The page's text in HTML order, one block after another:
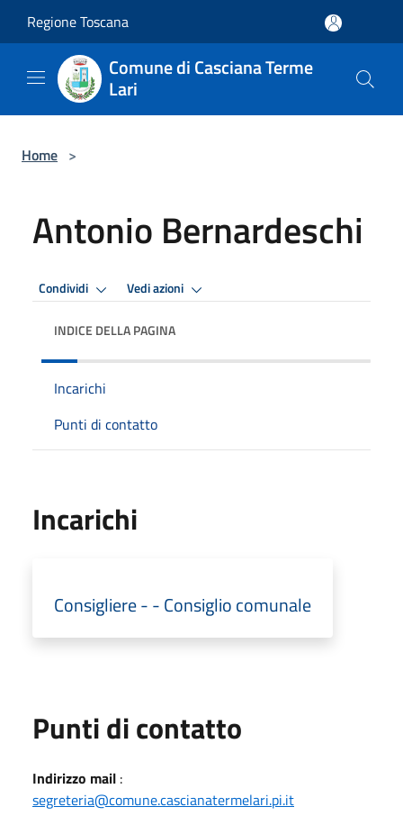
Regione Toscana
Comune di Casciana Terme
Lari
Home >
Antonio Bernardeschi
Condividi Vedi azioni
INDICE DELLA PAGINA
Incarichi
Punti di contatto
Incarichi
Consigliere - - Consiglio comunale
Punti di contatto
Indirizzo mail :
segreteria@comune.cascianatermelari.pi.it